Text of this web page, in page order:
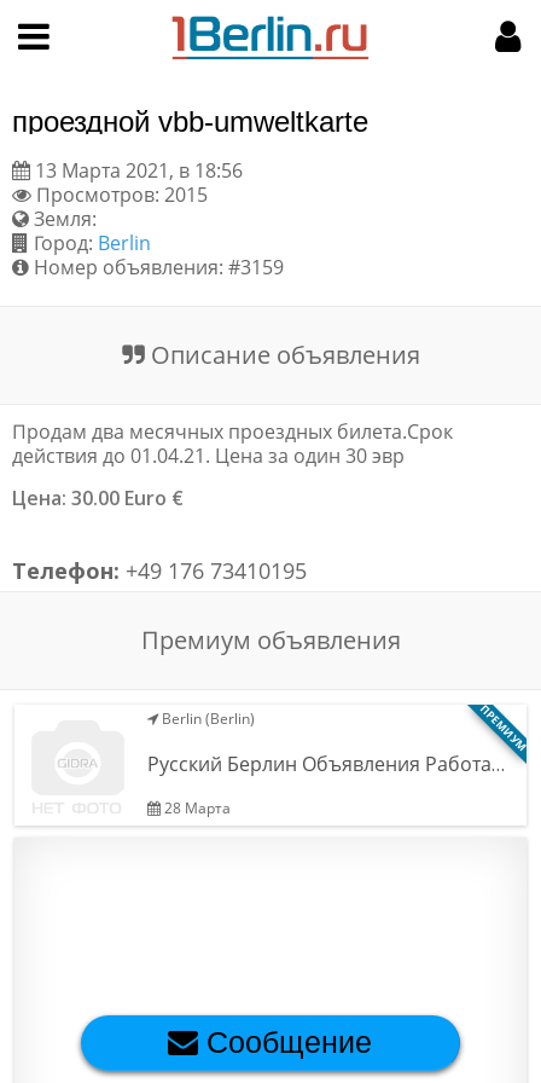
Поиск
Пользовательское соглашение
Правила доски объявлений
Цены на услуги
Помощь
Обратная связь
МОЙ АККАУНТ
Мои объявления
проездной vbb-umweltkarte
13 Марта 2021, в 18:56
Просмотров: 2015
Земля:
Город: Berlin
Номер объявления: #3159
Описание объявления
Продам два месячных проездных билета.Срок
действия до 01.04.21. Цена за один 30 эвр
Цена: 30.00 Euro €
Телефон: +49 176 73410195
Премиум объявления
ПРЕМИУМ
Berlin (Berlin)
Русский Берлин Объявления Работа…
28 Марта
Сообщение